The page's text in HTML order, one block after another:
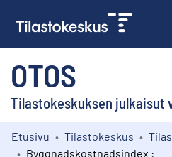
OTOS
Tilastokeskuksen julkaisut
Kokoelmat
Etusivu Tilastokeskus